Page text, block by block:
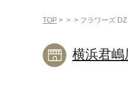
くだ
趣味
TOP > > > フラワーズ
横浜君嶋